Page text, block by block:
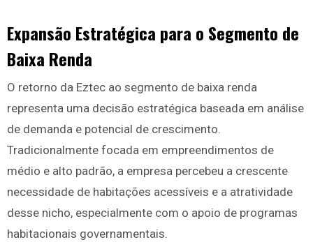
Expansão Estratégica para o Segmento de
Baixa Renda
O retorno da Eztec ao segmento de baixa renda
representa uma decisão estratégica baseada em análise
de demanda e potencial de crescimento.
Tradicionalmente focada em empreendimentos de
médio e alto padrão, a empresa percebeu a crescente
necessidade de habitações acessíveis e a atratividade
desse nicho, especialmente com o apoio de programas
habitacionais governamentais.